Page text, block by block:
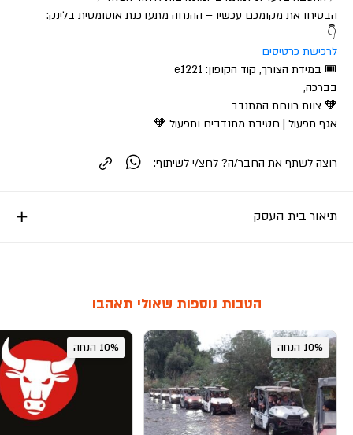
הבטיחו את מקומכם עכשיו – ההנחה מתעדכנת אוטומטית בלינק:
👇
לרכישת כרטיסים
🎟 במידת הצורך, קוד הקופון: e1221
בברכה,
🧡 צוות רווחת המתנדב
אגף תפעול | חטיבת מתנדבים ותפעול 🧡
תיאור בית העסק
רוצה לשתף את החבר/ה? לחצ/י לשיתוף:
הטבות נוספות שאולי תאהבו
10% הנחה 10% הנחה